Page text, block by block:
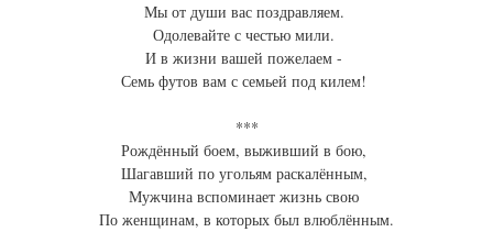
Мы от души вас поздравляем.
Одолевайте с честью мили.
И в жизни вашей пожелаем -
Семь футов вам с семьей под килем!
***
Рождённый боем, выживший в бою,
Шагавший по угольям раскалённым,
Мужчина вспоминает жизнь свою
По женщинам, в которых был влюблённым.